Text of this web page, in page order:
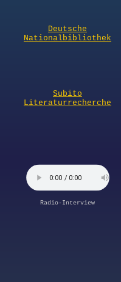
Deutsche
Nationalbibliothek
Subito
Literaturrecherche
Radio-Interview